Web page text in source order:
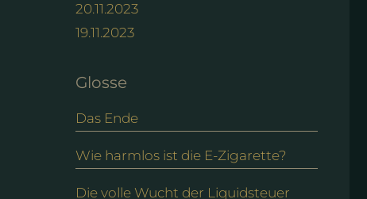
20.11.2023
19.11.2023
Glosse
Das Ende
Wie harmlos ist die E-Zigarette?
Die volle Wucht der Liquidsteuer